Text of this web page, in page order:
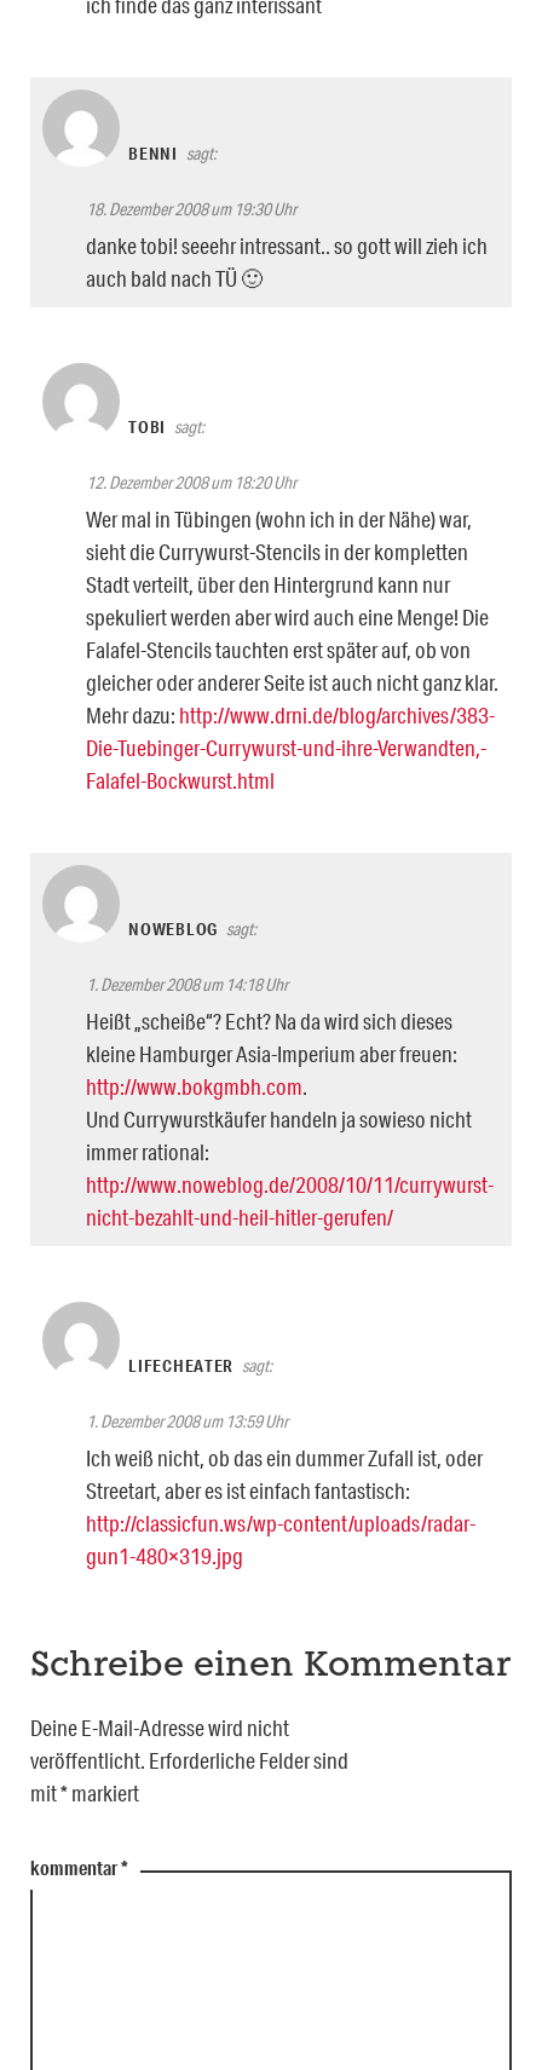
ich finde das ganz interissant
BENNI sagt:
18. Dezember 2008 um 19:30 Uhr
danke tobi! seeehr intressant.. so gott will zieh ich
auch bald nach TÜ 🙂
TOBI sagt:
12. Dezember 2008 um 18:20 Uhr
Wer mal in Tübingen (wohn ich in der Nähe) war,
sieht die Currywurst-Stencils in der kompletten
Stadt verteilt, über den Hintergrund kann nur
spekuliert werden aber wird auch eine Menge! Die
Falafel-Stencils tauchten erst später auf, ob von
gleicher oder anderer Seite ist auch nicht ganz klar.
Mehr dazu: http://www.drni.de/blog/archives/383-
Die-Tuebinger-Currywurst-und-ihre-Verwandten,-
Falafel-Bockwurst.html
NOWEBLOG sagt:
1. Dezember 2008 um 14:18 Uhr
Heißt „scheiße“? Echt? Na da wird sich dieses
kleine Hamburger Asia-Imperium aber freuen:
http://www.bokgmbh.com.
Und Currywurstkäufer handeln ja sowieso nicht
immer rational:
http://www.noweblog.de/2008/10/11/currywurst-
nicht-bezahlt-und-heil-hitler-gerufen/
LIFECHEATER sagt:
1. Dezember 2008 um 13:59 Uhr
Ich weiß nicht, ob das ein dummer Zufall ist, oder
Streetart, aber es ist einfach fantastisch:
http://classicfun.ws/wp-content/uploads/radar-
gun1-480×319.jpg
Schreibe einen Kommentar
Deine E-Mail-Adresse wird nicht
veröffentlicht. Erforderliche Felder sind
mit*markiert
kommentar*